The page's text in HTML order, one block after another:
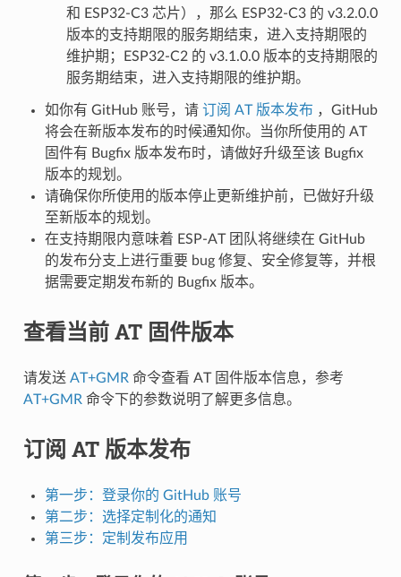
和 ESP32-C3 芯片），那么 ESP32-C3 的 v3.2.0.0
版本的支持期限的服务期结束，进入支持期限的
维护期；ESP32-C2 的 v3.1.0.0 版本的支持期限的
服务期结束，进入支持期限的维护期。
如你有 GitHub 账号，请 订阅 AT 版本发布 ，GitHub
将会在新版本发布的时候通知你。当你所使用的 AT
固件有 Bugfix 版本发布时，请做好升级至该 Bugfix
版本的规划。
请确保你所使用的版本停止更新维护前，已做好升级
至新版本的规划。
在支持期限内意味着 ESP-AT 团队将继续在 GitHub
的发布分支上进行重要 bug 修复、安全修复等，并根
据需要定期发布新的 Bugfix 版本。
查看当前 AT 固件版本
请发送 AT+GMR 命令查看 AT 固件版本信息，参考
AT+GMR 命令下的参数说明了解更多信息。
订阅 AT 版本发布
第一步：登录你的 GitHub 账号
第二步：选择定制化的通知
第三步：定制发布应用